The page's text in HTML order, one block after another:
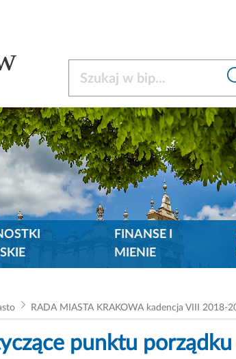
FINANSE I
MIENIE
RADA MIASTA KRAKOWA kadencja VIII 2018-
punktu